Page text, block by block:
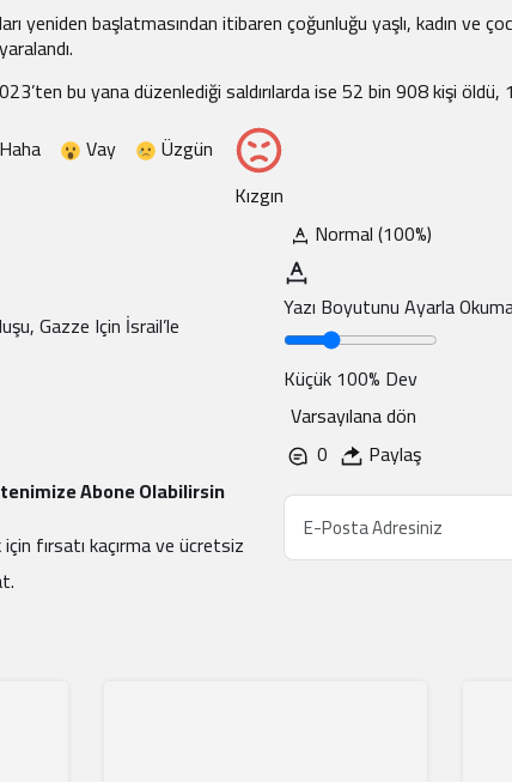
yeniden başlatmasından itibaren çoğunluğu yaşlı, kadın ve
bu yana düzenlediği saldırılarda ise 52 bin 908 kişi
Haha Vay
Üzgün
Kızgın
Gazze Için İsrail’le
Normal (100%)
Yazı Boyutunu Ayarla
Küçük100% Dev
Varsayılana dön
0
Paylaş
Abone Olabilirsin
fırsatı kaçırma ve ücretsiz